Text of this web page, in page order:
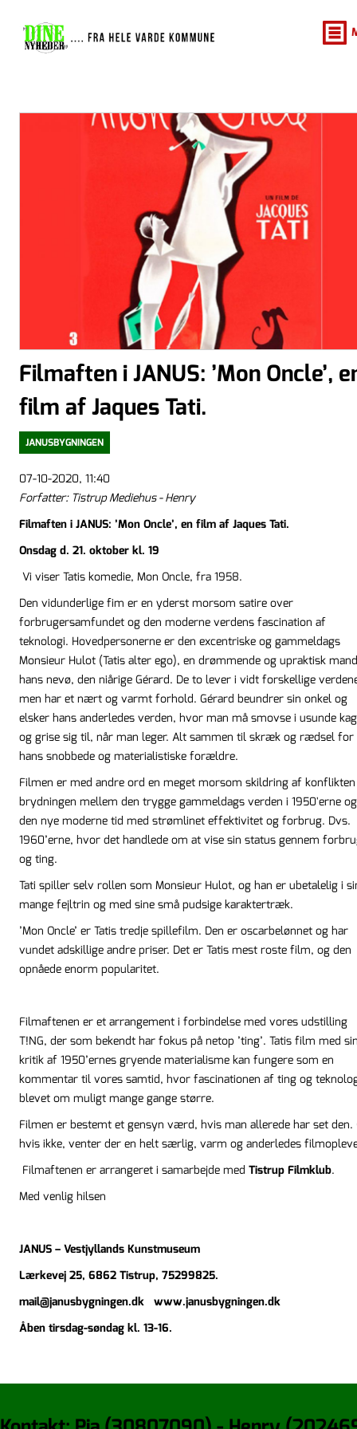
Filmaften i JANUS: ’Mon Oncle’,
film af Jaques Tati.
JANUSBYGNINGEN
07-10-2020, 11:40
Forfatter: Tistrup Mediehus - Henry
Filmaften i JANUS: ’Mon Oncle’, en film af Jaques Tati.
Onsdag d. 21. oktober kl. 19
Vi viser Tatis komedie, Mon Oncle, fra 1958.
Den vidunderlige fim er en yderst morsom satire over
forbrugersamfundet og den moderne verdens fascination af
teknologi. Hovedpersonerne er den excentriske og gammeldags
Monsieur Hulot (Tatis alter ego), en drømmende og upraktisk
hans nevø, den niårige Gérard. De to lever i vidt forskellige
men har et nært og varmt forhold. Gérard beundrer sin onkel og
elsker hans anderledes verden, hvor man må smovse i usunde
og grise sig til, når man leger. Alt sammen til skræk og rædsel for
hans snobbede og materialistiske forældre.
Filmen er med andre ord en meget morsom skildring af
brydningen mellem den trygge gammeldags verden i 1950'erne og
den nye moderne tid med strømlinet effektivitet og forbrug. Dvs.
1960’erne, hvor det handlede om at vise sin status gennem
og ting.
Tati spiller selv rollen som Monsieur Hulot, og han er ubetalelig i
mange fejltrin og med sine små pudsige karaktertræk.
’Mon Oncle’ er Tatis tredje spillefilm. Den er oscarbelønnet og har
vundet adskillige andre priser. Det er Tatis mest roste film, og den
opnåede enorm popularitet.
Filmaftenen er et arrangement i forbindelse med vores udstilling
T!NG, der som bekendt har fokus på netop ’ting’. Tatis film med
kritik af 1950’ernes gryende materialisme kan fungere som en
kommentar til vores samtid, hvor fascinationen af ting og
blevet om muligt mange gange større.
Filmen er bestemt et gensyn værd, hvis man allerede har set den.
hvis ikke, venter der en helt særlig, varm og anderledes
Filmaftenen er arrangeret i samarbejde med Tistrup Filmklub.
Med venlig hilsen
JANUS – Vestjyllands Kunstmuseum
Lærkevej 25, 6862 Tistrup, 75299825.
mail@janusbygningen.dk
www.janusbygningen.dk
Åben tirsdag-søndag kl. 13-16.